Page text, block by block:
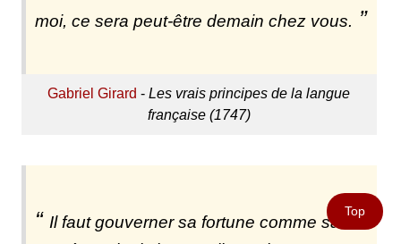
moi, ce sera peut-être demain chez vous.
Gabriel Girard -Les vrais principes de la langue
française (1747)
Il faut gouverner sa fortune comme sa
Top